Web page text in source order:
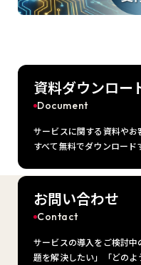
資料ダウンロー
Document
サービスに関する資料や
すべて無料でダウンロード
お問い合わせ
Contact
サービスの導入をご検討
題を解決したい」「どの